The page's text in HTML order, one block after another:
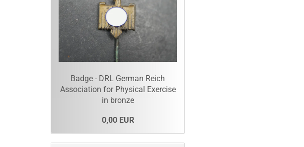
Badge - DRL German Reich
Association for Physical Exercise
in bronze
0,00 EUR